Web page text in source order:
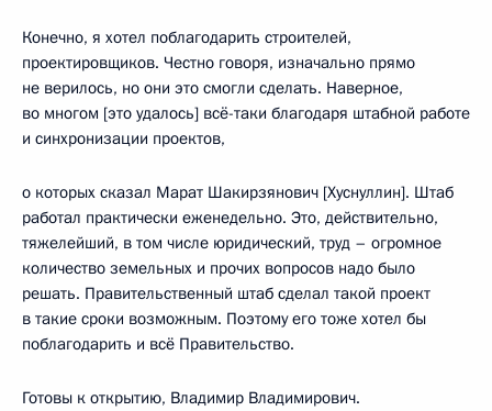
Конечно, я хотел поблагодарить строителей,
проектировщиков. Честно говоря, изначально прямо
не верилось, но они это смогли сделать. Наверное,
во многом [это удалось] всё-таки благодаря штабной работе
и синхронизации проектов,
о которых сказал Марат Шакирзянович [Хуснуллин]. Штаб
работал практически еженедельно. Это, действительно,
тяжелейший, в том числе юридический, труд – огромное
количество земельных и прочих вопросов надо было
решать. Правительственный штаб сделал такой проект
в такие сроки возможным. Поэтому его тоже хотел бы
поблагодарить и всё Правительство.
Готовы к открытию, Владимир Владимирович.